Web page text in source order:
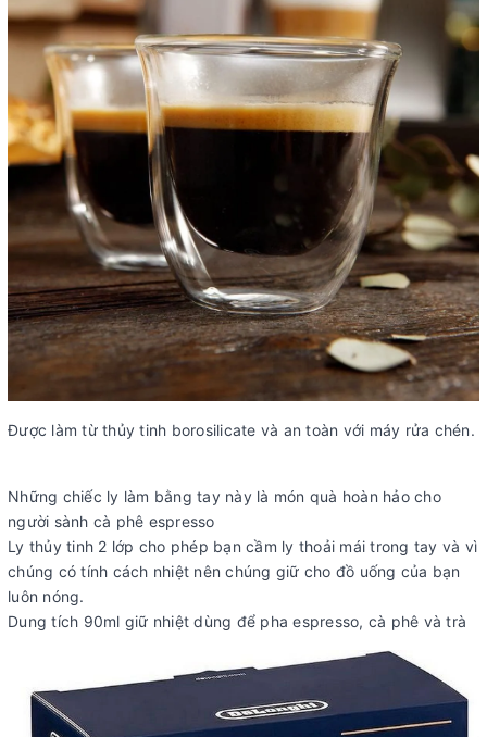
Được làm từ thủy tinh borosilicate và an toàn với máy rửa chén.
Những chiếc ly làm bằng tay này là món quà hoàn hảo cho
người sành cà phê espresso
Ly thủy tinh 2 lớp cho phép bạn cầm ly thoải mái trong tay và vì
chúng có tính cách nhiệt nên chúng giữ cho đồ uống của bạn
luôn nóng.
Dung tích 90ml giữ nhiệt dùng để pha espresso, cà phê và trà